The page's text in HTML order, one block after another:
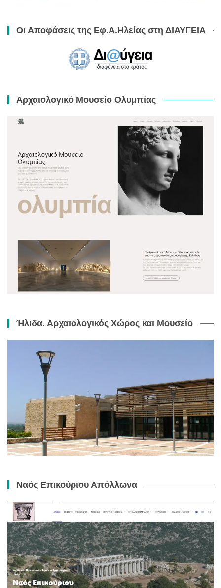
Οι Αποφάσεις της Εφ.Α.Ηλείας στη ΔΙΑΥΓΕΙΑ
Αρχαιολογικό Μουσείο Ολυμπίας
Ήλιδα. Αρχαιολογικός Χώρος και Μουσείο
Ναός Επικούριου Απόλλωνα